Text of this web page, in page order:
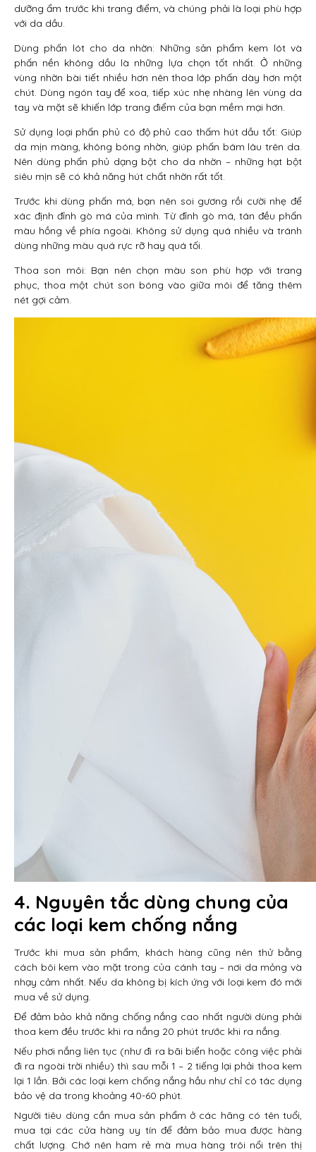
dưỡng ẩm trước khi trang điểm, và chúng phải là loại phù hợp
với da dầu.
Dùng phấn lót cho da nhờn: Những sản phẩm kem lót và
phấn nền không dầu là những lựa chọn tốt nhất. Ở những
vùng nhờn bài tiết nhiều hơn nên thoa lớp phấn dày hơn một
chút. Dùng ngón tay để xoa, tiếp xúc nhẹ nhàng lên vùng da
tay và mặt sẽ khiến lớp trang điểm của bạn mềm mại hơn.
Sử dụng loại phấn phủ có độ phủ cao thấm hút dầu tốt: Giúp
da mịn màng, không bóng nhờn, giúp phấn bám lâu trên da.
Nên dùng phấn phủ dạng bột cho da nhờn – những hạt bột
siêu mịn sẽ có khả năng hút chất nhờn rất tốt.
Trước khi dùng phấn má, bạn nên soi gương rồi cười nhẹ để
xác định đỉnh gò má của mình. Từ đỉnh gò má, tán đều phấn
màu hồng về phía ngoài. Không sử dụng quá nhiều và tránh
dùng những màu quá rực rỡ hay quá tối.
Thoa son môi: Bạn nên chọn màu son phù hợp với trang
phục, thoa một chút son bóng vào giữa môi để tăng thêm
nét gợi cảm.
4. Nguyên tắc dùng chung của
các loại kem chống nắng
Trước khi mua sản phẩm, khách hàng cũng nên thử bằng
cách bôi kem vào mặt trong của cánh tay – nơi da mỏng và
nhạy cảm nhất. Nếu da không bị kích ứng với loại kem đó mới
mua về sử dụng.
Để đảm bảo khả năng chống nắng cao nhất người dùng phải
thoa kem đều trước khi ra nắng 20 phút trước khi ra nắng.
Nếu phơi nắng liên tục (như đi ra bãi biển hoặc công việc phải
đi ra ngoài trời nhiều) thì sau mỗi 1 – 2 tiếng lại phải thoa kem
lại 1 lần. Bởi các loại kem chống nắng hầu như chỉ có tác dụng
bảo vệ da trong khoảng 40-60 phút.
Người tiêu dùng cần mua sản phẩm ở các hãng có tên tuổi,
mua tại các cửa hàng uy tín để đảm bảo mua được hàng
chất lượng. Chớ nên ham rẻ mà mua hàng trôi nổi trên thị